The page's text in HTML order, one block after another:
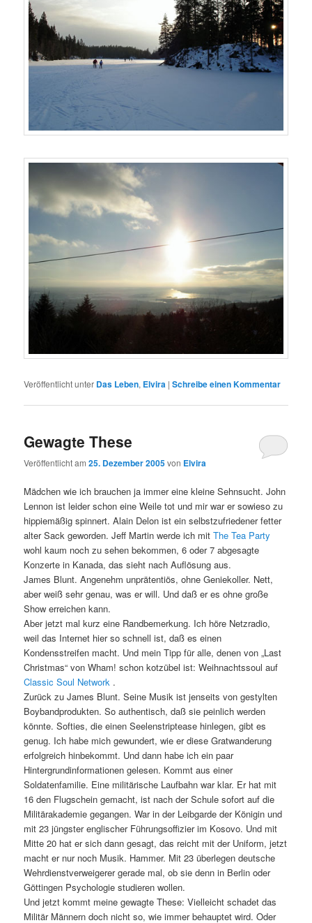
Veröffentlicht unter Das Leben, Elvira |Schreibe einen Kommentar
Gewagte These
Veröffentlicht am25. Dezember 2005von Elvira
Mädchen wie ich brauchen ja immer eine kleine Sehnsucht. John
Lennon ist leider schon eine Weile tot und mir war er sowieso zu
hippiemäßig spinnert. Alain Delon ist ein selbstzufriedener fetter
alter Sack geworden. Jeff Martin werde ich mitThe Tea Party
wohl kaum noch zu sehen bekommen, 6 oder 7 abgesagte
Konzerte in Kanada, das sieht nach Auflösung aus.
James Blunt. Angenehm unprätentiös, ohne Geniekoller. Nett,
aber weiß sehr genau, was er will. Und daß er es ohne große
Show erreichen kann.
Aber jetzt mal kurz eine Randbemerkung. Ich höre Netzradio,
weil das Internet hier so schnell ist, daß es einen
Kondensstreifen macht. Und mein Tipp für alle, denen von „Last
Christmas“ von Wham! schon kotzübel ist: Weihnachtssoul auf
Classic Soul Network .
Zurück zu James Blunt. Seine Musik ist jenseits von gestylten
Boybandprodukten. So authentisch, daß sie peinlich werden
könnte. Softies, die einen Seelenstriptease hinlegen, gibt es
genug. Ich habe mich gewundert, wie er diese Gratwanderung
erfolgreich hinbekommt. Und dann habe ich ein paar
Hintergrundinformationen gelesen. Kommt aus einer
Soldatenfamilie. Eine militärische Laufbahn war klar. Er hat mit
16 den Flugschein gemacht, ist nach der Schule sofort auf die
Militärakademie gegangen. War in der Leibgarde der Königin und
mit 23 jüngster englischer Führungsoffizier im Kosovo. Und mit
Mitte 20 hat er sich dann gesagt, das reicht mit der Uniform, jetzt
macht er nur noch Musik. Hammer. Mit 23 überlegen deutsche
Wehrdienstverweigerer gerade mal, ob sie denn in Berlin oder
Göttingen Psychologie studieren wollen.
Und jetzt kommt meine gewagte These: Vielleicht schadet das
Militär Männern doch nicht so, wie immer behauptet wird. Oder